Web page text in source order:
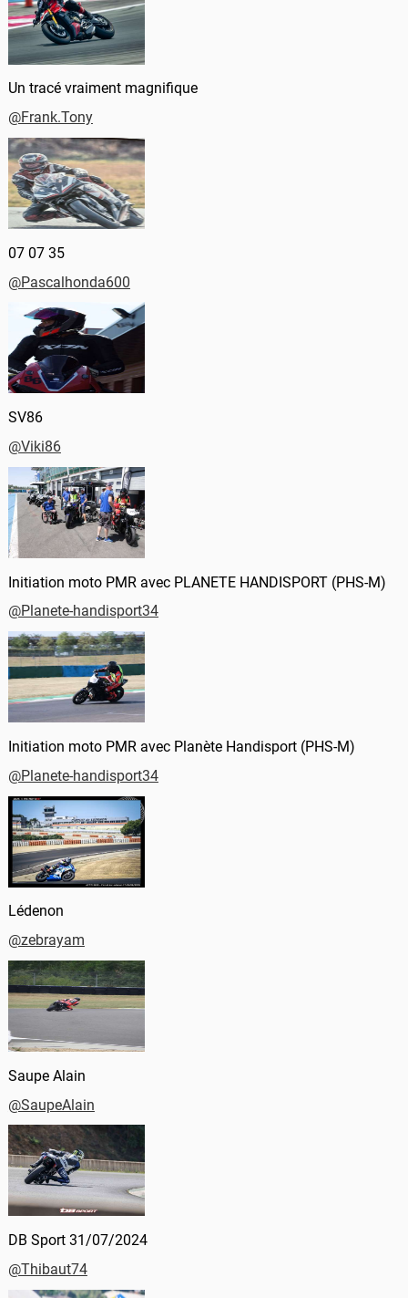
Un tracé vraiment magnifique
@Frank.Tony
07 07 35
@Pascalhonda600
SV86
@Viki86
Initiation moto PMR avec PLANETE HANDISPORT (PHS-M)
@Planete-handisport34
Initiation moto PMR avec Planète Handisport (PHS-M)
@Planete-handisport34
Lédenon
@zebrayam
Saupe Alain
@SaupeAlain
DB Sport 31/07/2024
@Thibaut74